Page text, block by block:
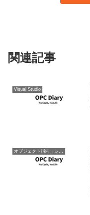
関連記事
Visual Studio
オブジェクト指向・システム開発